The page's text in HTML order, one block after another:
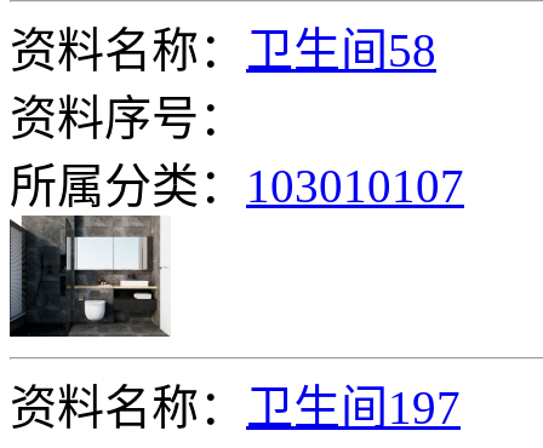
资料名称： 卫生间58
资料序号：
所属分类： 103010107
资料名称： 卫生间197